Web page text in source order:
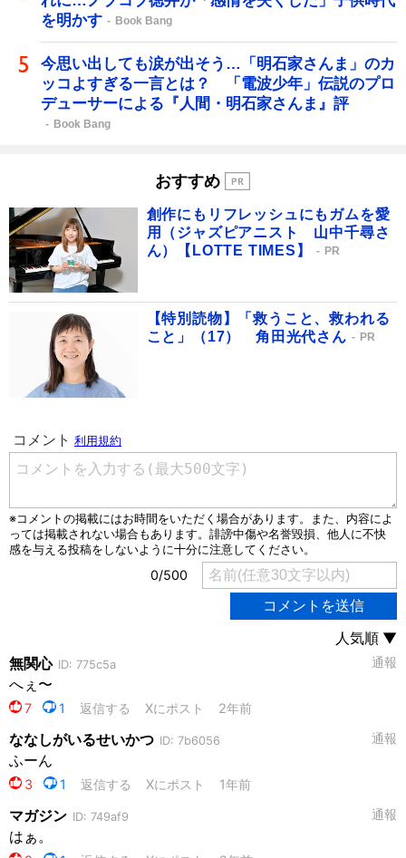
を明かす
Book Bang
今思い出しても涙が出そう…「明石家さんま」のカ
ッコよすぎる一言とは？ 「電波少年」伝説のプロ
デューサーによる『人間・明石家さんま』評
Book Bang
おすすめ
創作にもリフレッシュにもガムを愛
用（ジャズピアニスト 山中千尋さ
ん）【LOTTE TIMES】
PR
【特別読物】「救うこと、救われる
こと」（17） 角田光代さん
PR